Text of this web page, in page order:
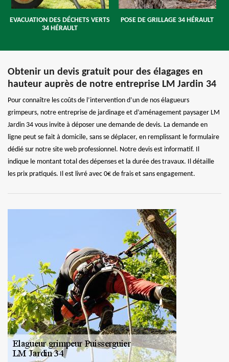
EVACUATION DES DÉCHETS VERTS
34 HÉRAULT
POSE DE GRILLAGE 34 HÉRAULT
Obtenir un devis gratuit pour des élagages en
hauteur auprès de notre entreprise LM Jardin 34
Pour connaître les coûts de l’intervention d’un de nos élagueurs
grimpeurs, notre entreprise de jardinage et d’aménagement paysager LM
Jardin 34 vous invite à déposer une demande de devis. La demande en
ligne peut se fait à domicile, sans se déplacer, en remplissant le formulaire
dédié sur notre site web professionnel. Notre devis est informatif. Il
indique le montant total des dépenses et la durée des travaux. Il détaille
les prix pratiqués. Il est livré avec 0€ de frais et sans engagement.